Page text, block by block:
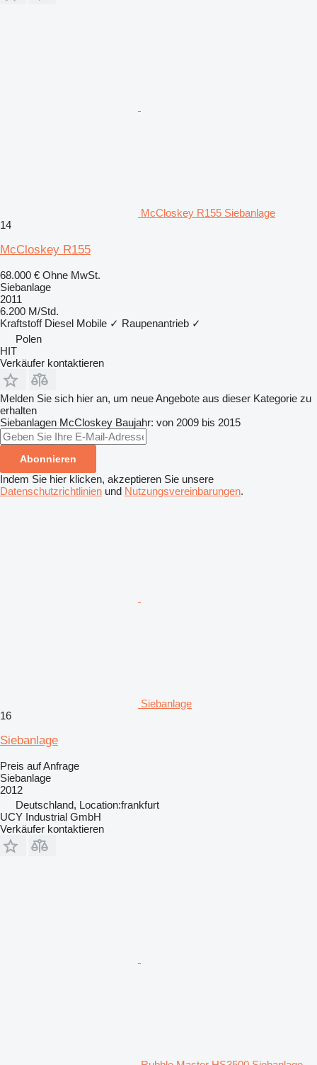
McCloskey R155 Siebanlage
14
McCloskey R155
68.000 € Ohne MwSt.
Siebanlage
2011
6.200 M/Std.
Kraftstoff Diesel Mobile ✓ Raupenantrieb ✓
Polen
HIT
Verkäufer kontaktieren
Melden Sie sich hier an, um neue Angebote aus dieser Kategorie zu
erhalten
Siebanlagen‎ McCloskey Baujahr: von 2009 bis 2015
Abonnieren
Indem Sie hier klicken, akzeptieren Sie unsere
Datenschutzrichtlinien und Nutzungsvereinbarungen.
Siebanlage
16
Siebanlage
Preis auf Anfrage
Siebanlage
2012
Deutschland, Location:frankfurt
UCY Industrial GmbH
Verkäufer kontaktieren